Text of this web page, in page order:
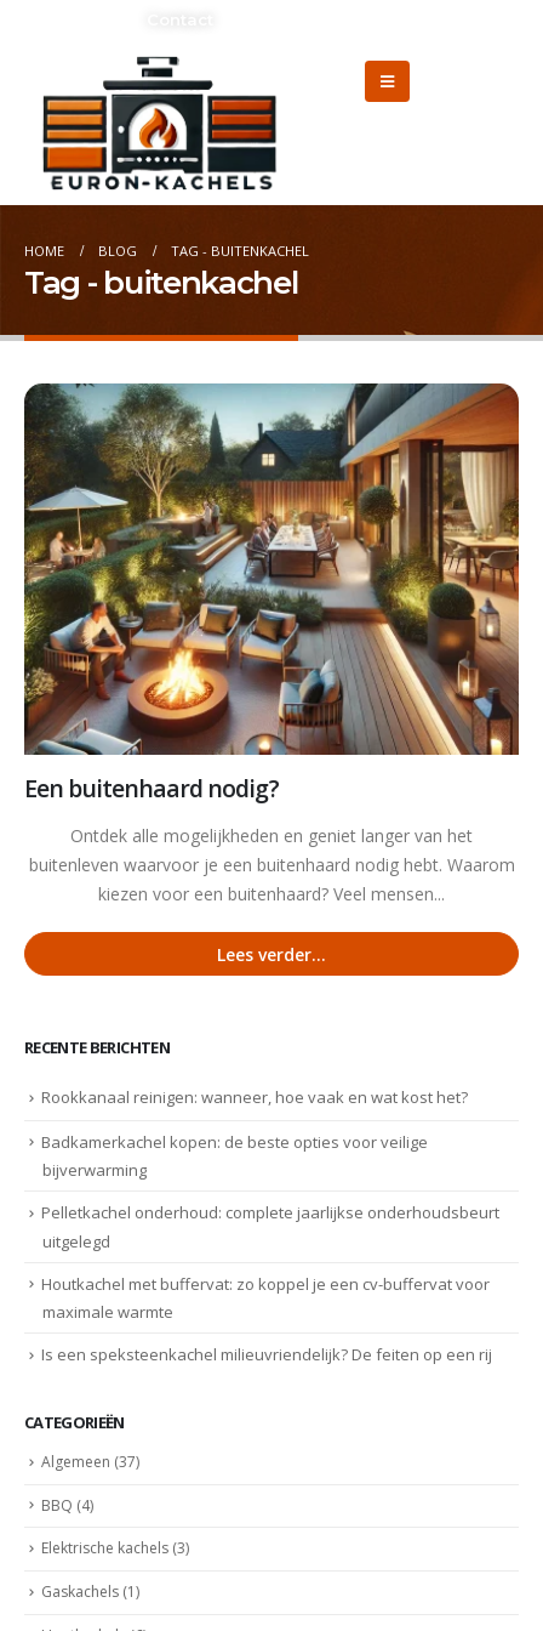
HOME BLOG TAG - BUITENKACHEL
Tag - buitenkachel
Een buitenhaard nodig?
Ontdek alle mogelijkheden en geniet langer van het
buitenleven waarvoor je een buitenhaard nodig hebt. Waarom
kiezen voor een buitenhaard? Veel mensen...
Lees verder...
RECENTE BERICHTEN
Rookkanaal reinigen: wanneer, hoe vaak en wat kost het?
Badkamerkachel kopen: de beste opties voor veilige
bijverwarming
Pelletkachel onderhoud: complete jaarlijkse onderhoudsbeurt
uitgelegd
Houtkachel met buffervat: zo koppel je een cv-buffervat voor
maximale warmte
Is een speksteenkachel milieuvriendelijk? De feiten op een rij
CATEGORIEËN
Algemeen (37)
BBQ (4)
Elektrische kachels (3)
Gaskachels (1)